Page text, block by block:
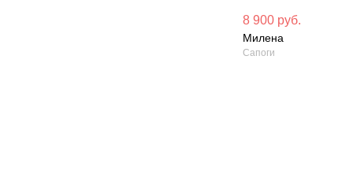
8 900 руб.
Милена
Сапоги
Материал
кожа
Сезон: